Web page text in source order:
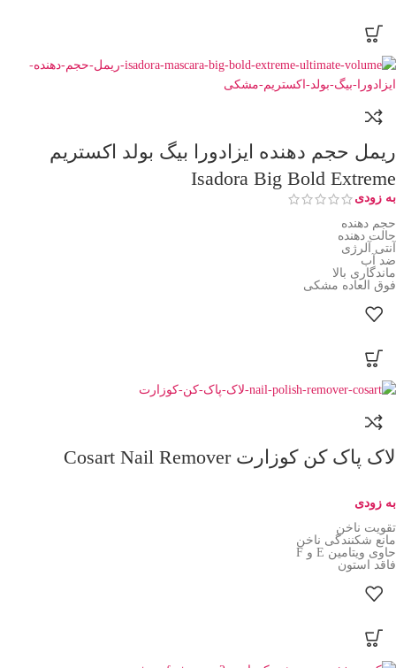
ریمل حجم دهنده ایزادورا بیگ بولد اکستریم
Isadora Big Bold Extreme
به زودی
حجم دهنده
حالت دهنده
آنتی آلرژی
ضد آب
ماندگاری بالا
فوق العاده مشکی
لاک پاک کن کوزارت Cosart Nail Remover
به زودی
تقویت ناخن
مانع شکنندگی ناخن
حاوی ویتامین E و F
فاقد استون